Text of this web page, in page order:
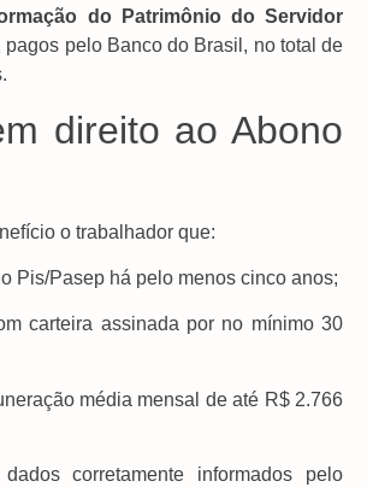
do Patrimônio do Servidor
pagos pelo Banco do Brasil, no total de
direito ao Abono
o trabalhador que:
Pis/Pasep há pelo menos cinco anos;
carteira assinada por no mínimo 30
média mensal de até R$ 2.766
corretamente informados pelo